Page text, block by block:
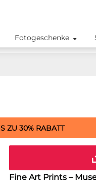
Fotogeschenke
ZU 30% RABATT
Fine Art Prints –